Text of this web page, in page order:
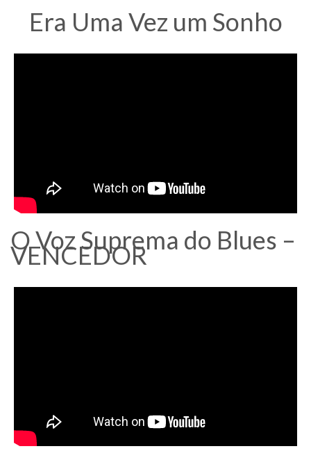
Era Uma Vez um Sonho
O Voz Suprema do Blues –
VENCEDOR